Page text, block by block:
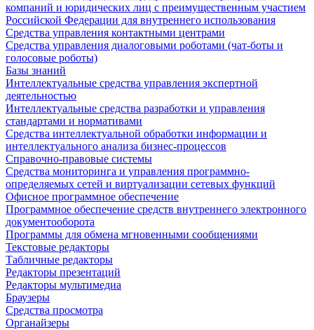
компаний и юридических лиц с преимущественным участием
Российской Федерации для внутреннего использования
Средства управления контактными центрами
Средства управления диалоговыми роботами (чат-боты и
голосовые роботы)
Базы знаний
Интеллектуальные средства управления экспертной
деятельностью
Интеллектуальные средства разработки и управления
стандартами и нормативами
Средства интеллектуальной обработки информации и
интеллектуального анализа бизнес-процессов
Справочно-правовые системы
Средства мониторинга и управления программно-
определяемых сетей и виртуализации сетевых функций
Офисное программное обеспечение
Программное обеспечение средств внутреннего электронного
документооборота
Программы для обмена мгновенными сообщениями
Текстовые редакторы
Табличные редакторы
Редакторы презентаций
Редакторы мультимедиа
Браузеры
Средства просмотра
Органайзеры